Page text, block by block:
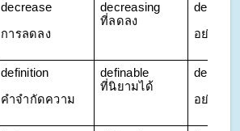
decrease
การลดลง
decreasing
ที่ลดลง
อย่างลด
definition
คำจำกัดความ
definable
ที่นิยามได้
อย่างชัด